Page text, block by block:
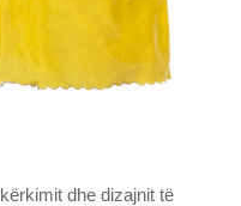
dhe dizajnit të